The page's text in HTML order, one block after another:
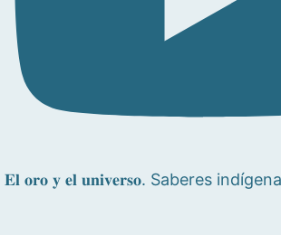
𝐄𝐥 𝐨𝐫𝐨 𝐲 𝐞𝐥 𝐮𝐧𝐢𝐯𝐞𝐫𝐬𝐨. Saberes